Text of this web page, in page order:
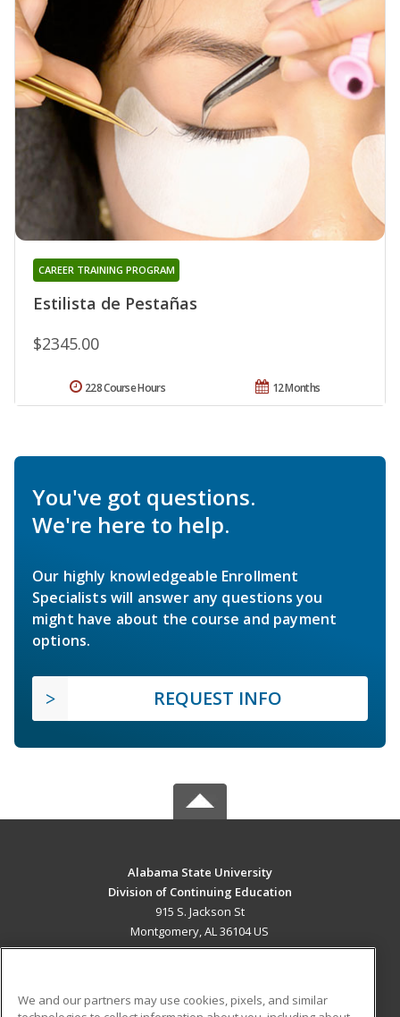
Estilista de Pestañas
CAREER TRAINING PROGRAM
$2345.00
12 Months
228 Course Hours
You've got questions.
We're here to help.
Our highly knowledgeable Enrollment
Specialists will answer any questions you
might have about the course and payment
options.
REQUEST INFO
Alabama State University
Division of Continuing Education
915 S. Jackson St
Montgomery, AL 36104 US
We and our partners may use cookies, pixels, and similar